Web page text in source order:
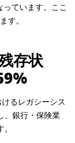
ています。ここ
す。
存状
るレガシーシス
、銀行・保険業